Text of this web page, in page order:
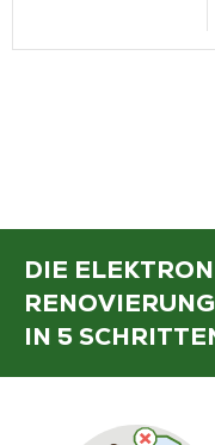
DIE
RENOVIERUNG
IN 5